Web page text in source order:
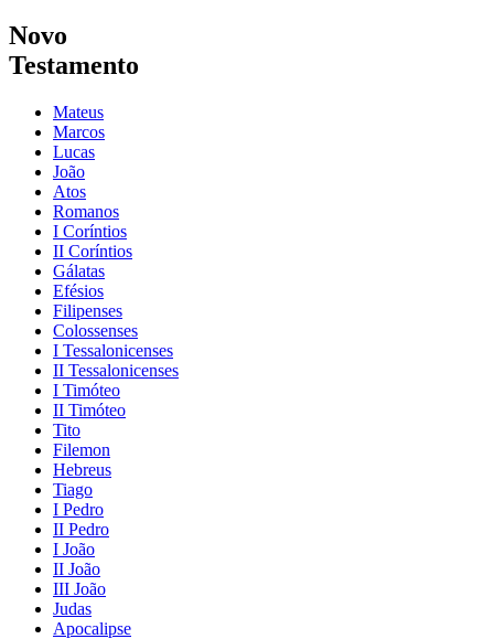
Novo
Testamento
Mateus
Marcos
Lucas
João
Atos
Romanos
I Coríntios
II Coríntios
Gálatas
Efésios
Filipenses
Colossenses
I Tessalonicenses
II Tessalonicenses
I Timóteo
II Timóteo
Tito
Filemon
Hebreus
Tiago
I Pedro
II Pedro
I João
II João
III João
Judas
Apocalipse